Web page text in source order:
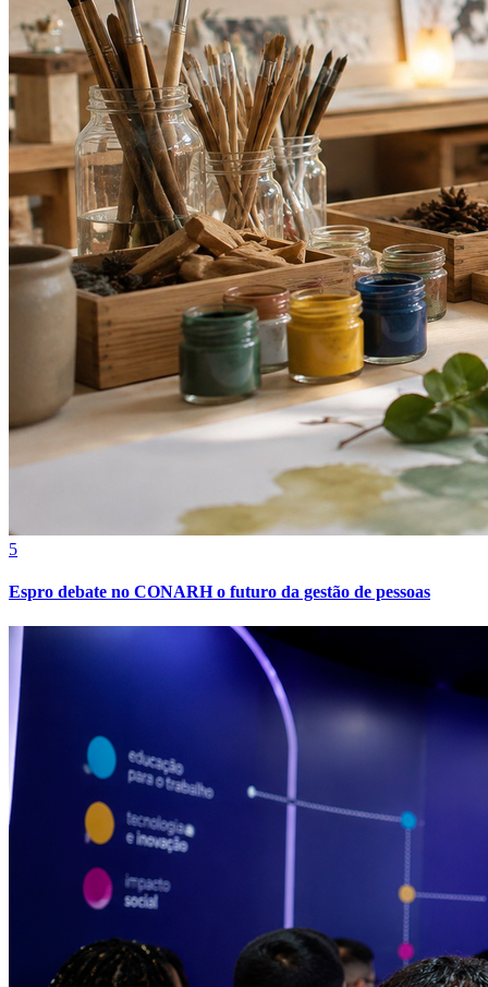
Athletico-PR
Bragantino
5
Espro debate no CONARH o futuro da gestão de pessoas